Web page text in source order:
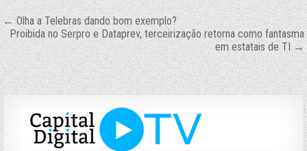
Navegação
de
Post
← Olha a Telebras dando bom exemplo?
Proibida no Serpro e Dataprev, terceirização retorna como fantasma
em estatais de TI →